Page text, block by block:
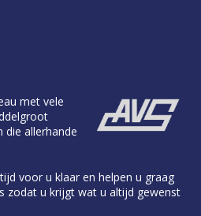
met vele
die allerhande
voor u klaar en helpen u graag
zodat u krijgt wat u altijd gewenst